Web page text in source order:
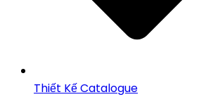
Thiết Kế Catalogue